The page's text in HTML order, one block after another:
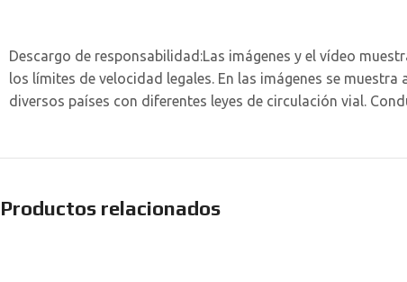
Descargo de responsabilidad:Las imágenes y el vídeo
los límites de velocidad legales. En las imágenes se
diversos países con diferentes leyes de circulación vial.
Productos relacionados